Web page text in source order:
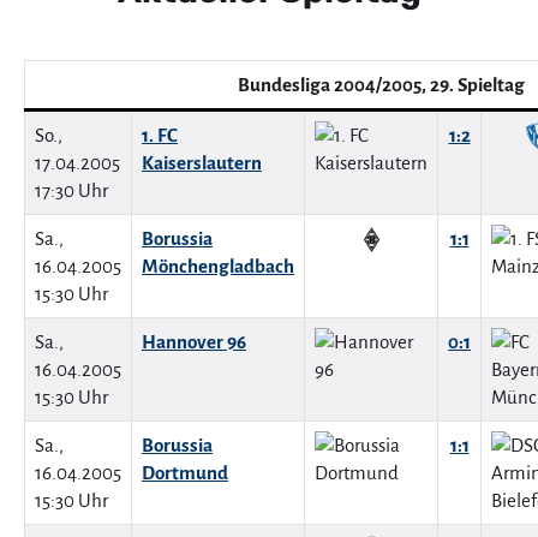
Bundesliga 2004/2005, 29. Spieltag
So.,
17.04.2005
17:30 Uhr
1. FC
Kaiserslautern
1:2
Sa.,
16.04.2005
15:30 Uhr
Borussia
Mönchengladbach
1:1
Sa.,
16.04.2005
15:30 Uhr
Hannover 96 0:1
Sa.,
16.04.2005
15:30 Uhr
Borussia
Dortmund
1:1